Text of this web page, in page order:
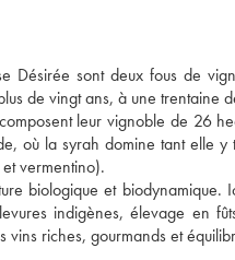
Désirée sont deux fous de
de vingt ans, à une trentaine
leur vignoble de 26
où la syrah domine tant elle
vermentino).
biologique et
indigènes, élevage en
vins riches, gourmands et